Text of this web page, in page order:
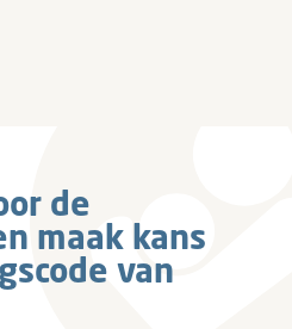
de
maak kans
van